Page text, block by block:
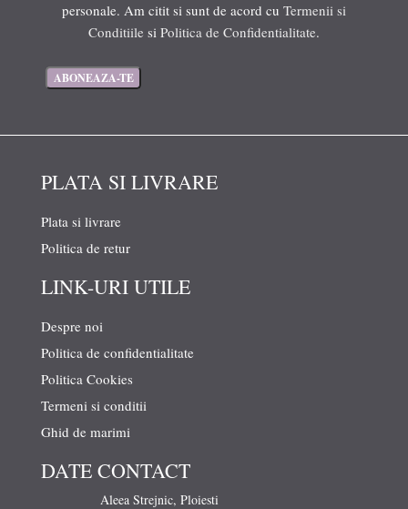
personale. Am citit si sunt de acord cu Termenii si
Conditiile si Politica de Confidentialitate.
PLATA SI LIVRARE
Plata si livrare
Politica de retur
LINK-URI UTILE
Despre noi
Politica de confidentialitate
Politica Cookies
Termeni si conditii
Ghid de marimi
DATE CONTACT
Aleea Strejnic, Ploiesti